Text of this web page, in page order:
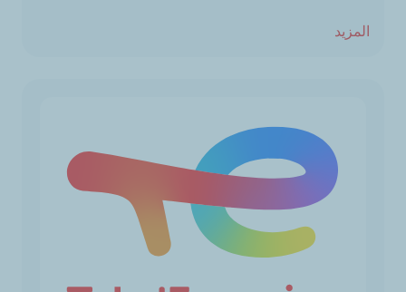
المزيد